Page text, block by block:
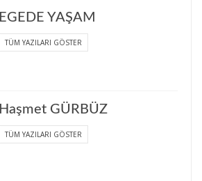
EGEDE YAŞAM
TÜM YAZILARI GÖSTER
Haşmet GÜRBÜZ
TÜM YAZILARI GÖSTER